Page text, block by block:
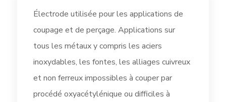
Électrode utilisée pour les applications de
coupage et de perçage. Applications sur
tous les métaux y compris les aciers
inoxydables, les fontes, les alliages cuivreux
et non ferreux impossibles à couper par
procédé oxyacétylénique ou difficiles à